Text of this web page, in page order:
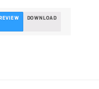
DOWNLOAD